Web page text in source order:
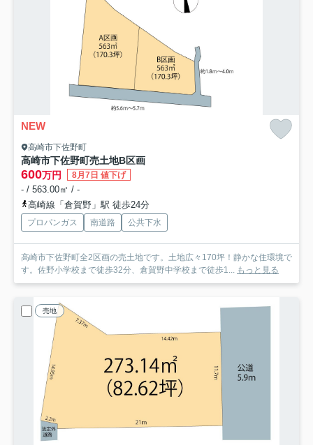
NEW
高崎市下佐野町
高崎市下佐野町売土地B区画
600万円 8月7日 値下げ
- / 563.00㎡ / -
高崎線「倉賀野」駅 徒歩24分
プロパンガス 南道路 公共下水
高崎市下佐野町全2区画の売土地です。土地広々170坪！静かな住環境で
す。佐野小学校まで徒歩32分、倉賀野中学校まで徒歩1...
もっと見る
売地